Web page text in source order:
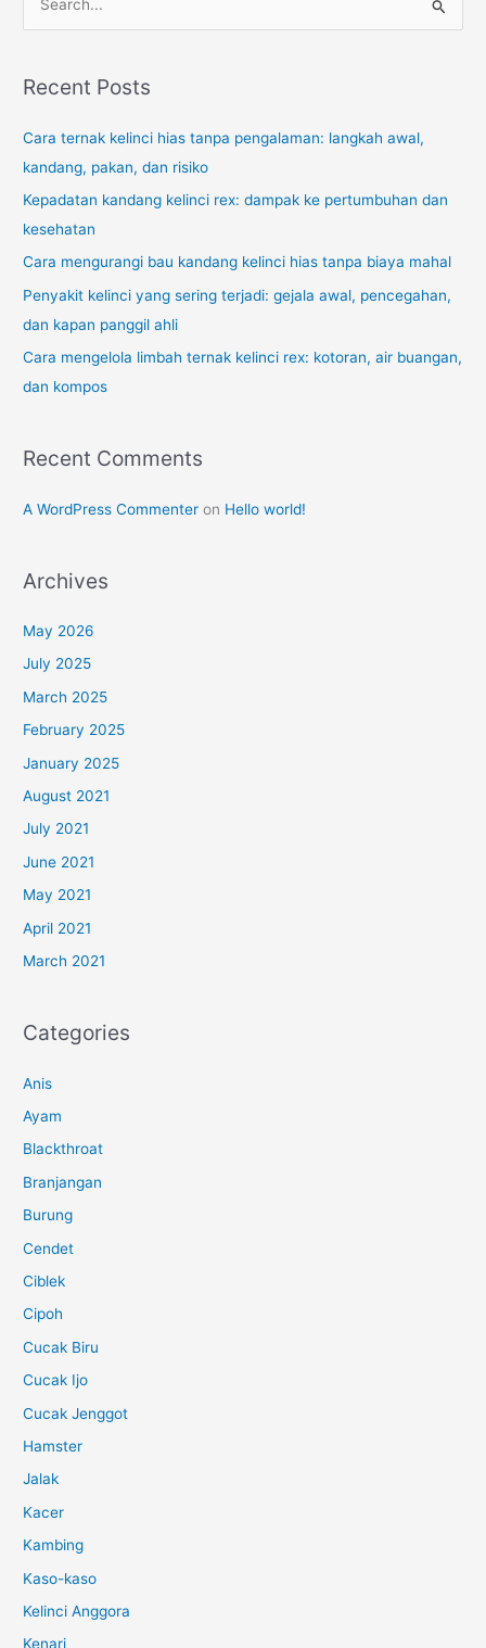
r
h
f
o
r
:
Recent Posts
Cara ternak kelinci hias tanpa pengalaman: langkah awal,
kandang, pakan, dan risiko
Kepadatan kandang kelinci rex: dampak ke pertumbuhan dan
kesehatan
Cara mengurangi bau kandang kelinci hias tanpa biaya mahal
Penyakit kelinci yang sering terjadi: gejala awal, pencegahan,
dan kapan panggil ahli
Cara mengelola limbah ternak kelinci rex: kotoran, air buangan,
dan kompos
Recent Comments
A WordPress Commenter on Hello world!
Archives
May 2026
July 2025
March 2025
February 2025
January 2025
August 2021
July 2021
June 2021
May 2021
April 2021
March 2021
Categories
Anis
Ayam
Blackthroat
Branjangan
Burung
Cendet
Ciblek
Cipoh
Cucak Biru
Cucak Ijo
Cucak Jenggot
Hamster
Jalak
Kacer
Kambing
Kaso-kaso
Kelinci Anggora
Kenari